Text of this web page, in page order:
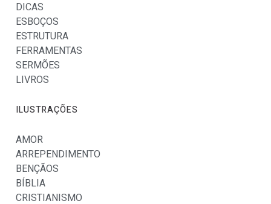
DICAS
ESBOÇOS
ESTRUTURA
FERRAMENTAS
SERMÕES
LIVROS
ILUSTRAÇÕES
AMOR
ARREPENDIMENTO
BENÇÃOS
BÍBLIA
CRISTIANISMO